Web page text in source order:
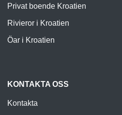
Privat boende Kroatien
Rivieror i Kroatien
Öar i Kroatien
KONTAKTA OSS
Kontakta